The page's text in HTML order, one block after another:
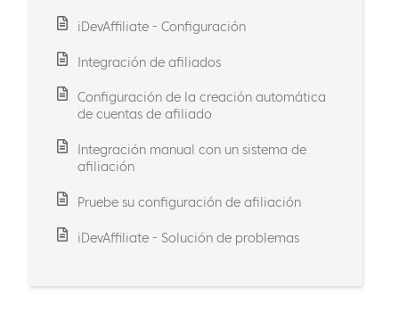
iDevAffiliate - Configuración
Integración de afiliados
Configuración de la creación automática
de cuentas de afiliado
Integración manual con un sistema de
afiliación
Pruebe su configuración de afiliación
iDevAffiliate - Solución de problemas